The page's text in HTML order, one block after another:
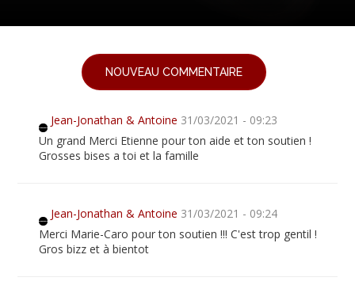
NOUVEAU COMMENTAIRE
Jean-Jonathan & Antoine 31/03/2021 - 09:23
Un grand Merci Etienne pour ton aide et ton soutien !
Grosses bises a toi et la famille
Jean-Jonathan & Antoine 31/03/2021 - 09:24
Merci Marie-Caro pour ton soutien !!! C'est trop gentil !
Gros bizz et à bientot